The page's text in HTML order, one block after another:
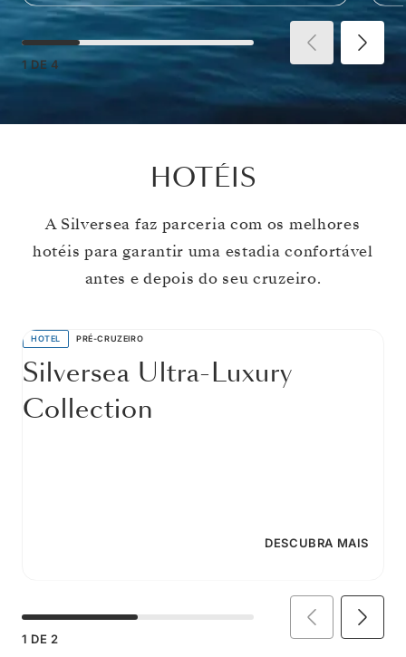
1 DE 4
HOTÉIS
A Silversea faz parceria com os melhores
hotéis para garantir uma estadia confortável
antes e depois do seu cruzeiro.
HOTEL PRÉ-CRUZEIRO
Silversea Ultra-Luxury
Collection
DESCUBRA MAIS
1 DE 2